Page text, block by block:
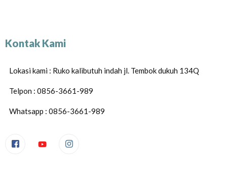
Kontak Kami
Lokasi kami : Ruko kalibutuh indah jl. Tembok dukuh 134Q
Telpon : 0856-3661-989
Whatsapp : 0856-3661-989